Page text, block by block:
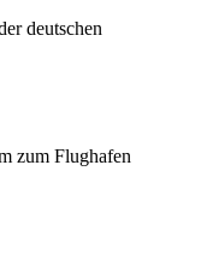
deutschen
zum Flughafen